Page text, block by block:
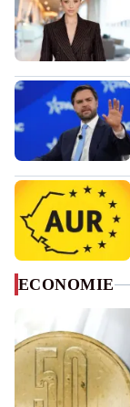
ECONOMIE